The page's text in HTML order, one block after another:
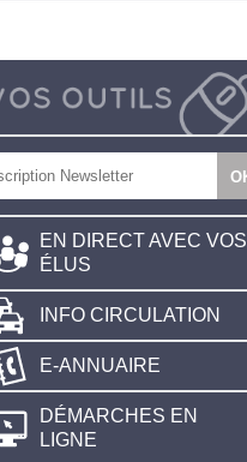
EN DIRECT AVEC VOS
ÉLUS
INFO CIRCULATION
E-ANNUAIRE
DÉMARCHES EN
LIGNE